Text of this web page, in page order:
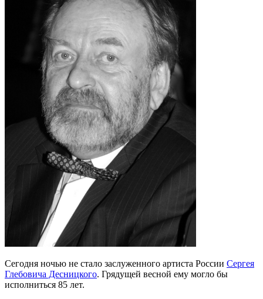
Сегодня ночью не стало заслуженного артиста России Сергея
Глебовича Десницкого. Грядущей весной ему могло бы
исполниться 85 лет.